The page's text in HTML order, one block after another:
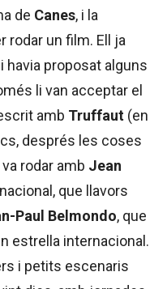
de Canes, i la
rodar un film. Ell ja
havia proposat alguns
li van acceptar el
amb Truffaut (en
després les coses
va rodar amb Jean
que llavors
Paul Belmondo, que
estrella internacional.
i petits escenaris